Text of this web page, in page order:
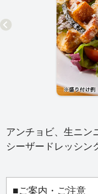
アンチョビ、生ニン
シーザードレッシン
で、さまざまな食
ん、鶏肉や豚肉料理
■ご案内・ご注意